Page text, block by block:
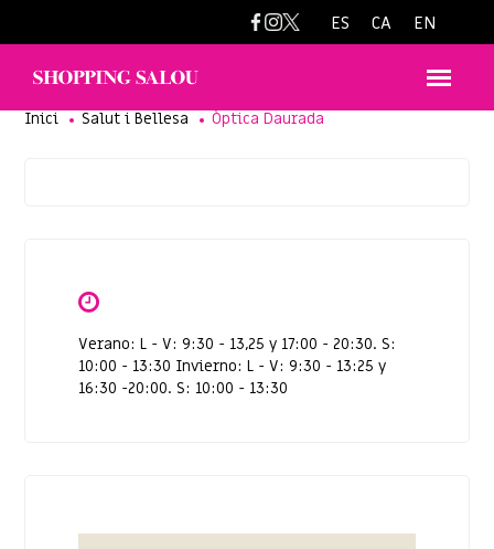
ES CA EN
opicadaurada@gmail.com
Inici Salut i Bellesa Òptica Daurada
Verano: L - V: 9:30 - 13,25 y 17:00 - 20:30. S:
10:00 - 13:30 Invierno: L - V: 9:30 - 13:25 y
16:30 -20:00. S: 10:00 - 13:30